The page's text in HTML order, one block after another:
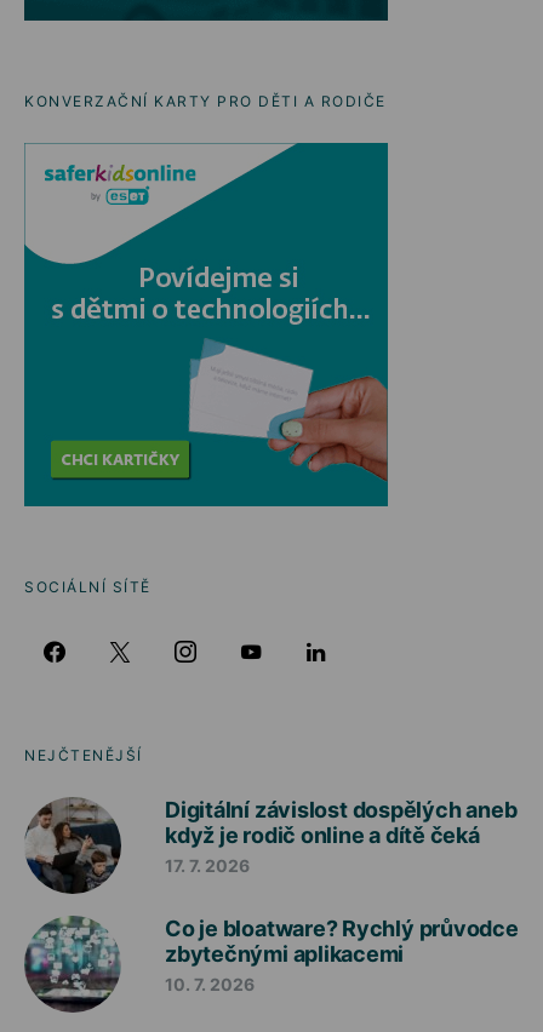
KONVERZAČNÍ KARTY PRO DĚTI A RODIČE
SOCIÁLNÍ SÍTĚ
NEJČTENĚJŠÍ
Digitální závislost dospělých aneb
když je rodič online a dítě čeká
17. 7. 2026
Co je bloatware? Rychlý průvodce
zbytečnými aplikacemi
10. 7. 2026